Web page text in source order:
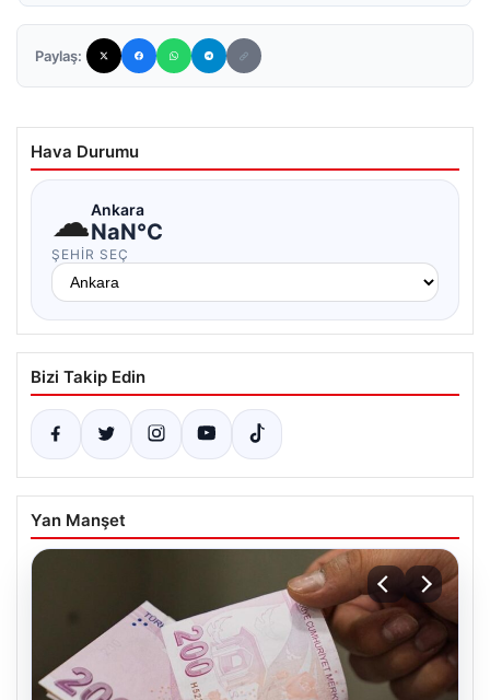
Paylaş:
Hava Durumu
☁Ankara
NaN°C
ŞEHIR SEÇ
Bizi Takip Edin
Yan Manşet